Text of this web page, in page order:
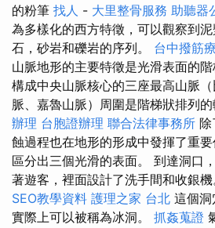
的粉筆 找人 - 大里整骨服務 助聽器
為多樣化的西方特徵，可以觀察到
石，砂岩和礫岩的序列。 台中撥筋
山脈地形的主要特徵是光滑表面的階
構成中央山脈核心的三座最高山脈
脈、嘉魯山脈）周圍是階梯狀排列的
辦理 台胞證辦理 聯合法律事務所 除
蝕過程也在地形的形成中發揮了重
區分出三個光滑的表面。 到達洞口
著遊客，裡面設計了洗手間和收銀機
SEO教學資料 護理之家 台北 這個洞
實際上可以被稱為冰洞。 抓姦蒐證